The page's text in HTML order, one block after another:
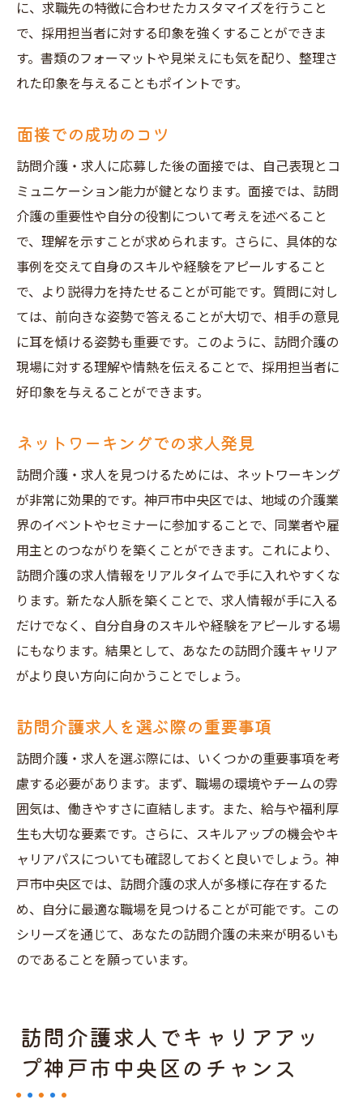
に、求職先の特徴に合わせたカスタマイズを行うこと
で、採用担当者に対する印象を強くすることができま
す。書類のフォーマットや見栄えにも気を配り、整理さ
れた印象を与えることもポイントです。
面接での成功のコツ
訪問介護・求人に応募した後の面接では、自己表現とコ
ミュニケーション能力が鍵となります。面接では、訪問
介護の重要性や自分の役割について考えを述べること
で、理解を示すことが求められます。さらに、具体的な
事例を交えて自身のスキルや経験をアピールすること
で、より説得力を持たせることが可能です。質問に対し
ては、前向きな姿勢で答えることが大切で、相手の意見
に耳を傾ける姿勢も重要です。このように、訪問介護の
現場に対する理解や情熱を伝えることで、採用担当者に
好印象を与えることができます。
ネットワーキングでの求人発見
訪問介護・求人を見つけるためには、ネットワーキング
が非常に効果的です。神戸市中央区では、地域の介護業
界のイベントやセミナーに参加することで、同業者や雇
用主とのつながりを築くことができます。これにより、
訪問介護の求人情報をリアルタイムで手に入れやすくな
ります。新たな人脈を築くことで、求人情報が手に入る
だけでなく、自分自身のスキルや経験をアピールする場
にもなります。結果として、あなたの訪問介護キャリア
がより良い方向に向かうことでしょう。
訪問介護求人を選ぶ際の重要事項
訪問介護・求人を選ぶ際には、いくつかの重要事項を考
慮する必要があります。まず、職場の環境やチームの雰
囲気は、働きやすさに直結します。また、給与や福利厚
生も大切な要素です。さらに、スキルアップの機会やキ
ャリアパスについても確認しておくと良いでしょう。神
戸市中央区では、訪問介護の求人が多様に存在するた
め、自分に最適な職場を見つけることが可能です。この
シリーズを通じて、あなたの訪問介護の未来が明るいも
のであることを願っています。
訪問介護求人でキャリアアッ
プ神戸市中央区のチャンス